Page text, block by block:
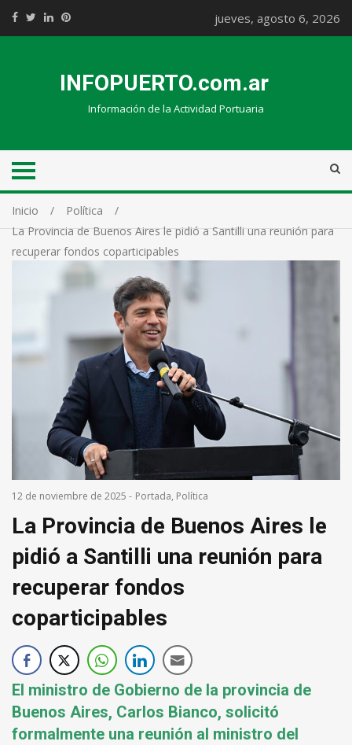
jueves, agosto 6, 2026
INFOPUERTO.com.ar
Información de la Actividad Portuaria
Inicio
Política
La Provincia de Buenos Aires le pidió a Santilli una reunión para
recuperar fondos coparticipables
12 de noviembre de 2025 - Portada, Política
La Provincia de Buenos Aires le
pidió a Santilli una reunión para
recuperar fondos
coparticipables
El ministro de Gobierno de la provincia de
Buenos Aires, Carlos Bianco, solicitó
formalmente una reunión al ministro del